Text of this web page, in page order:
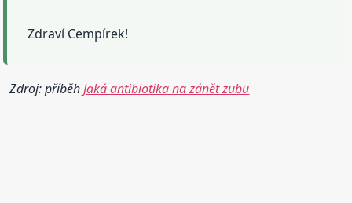
Zdraví Cempírek!
Zdroj: příběhJaká antibiotika na zánět zubu